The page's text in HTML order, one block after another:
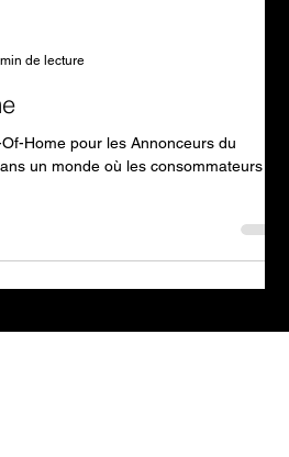
de lecture
Home pour les Annonceurs du